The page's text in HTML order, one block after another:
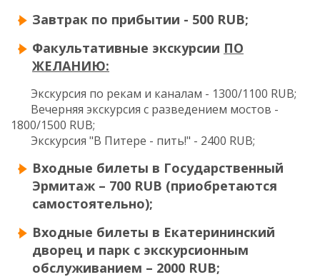
Завтрак по прибытии - 500 RUB;
Факультативные экскурсии ПО
ЖЕЛАНИЮ:
Экскурсия по рекам и каналам - 1300/1100 RUB;
Вечерняя экскурсия с разведением мостов -
1800/1500 RUB;
Экскурсия "В Питере - пить!" - 2400 RUB;
Входные билеты в Государственный
Эрмитаж – 700 RUB (приобретаются
самостоятельно);
Входные билеты в Екатерининский
дворец и парк с экскурсионным
обслуживанием – 2000 RUB;